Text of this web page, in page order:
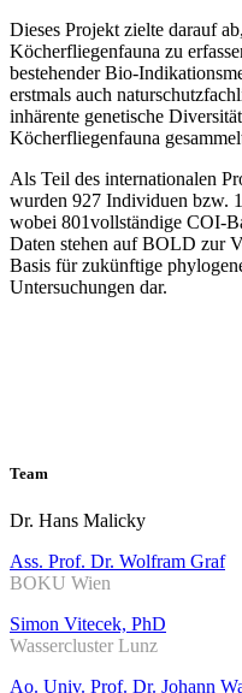
Dieses Projekt zielte darauf
Köcherfliegenfauna zu
bestehender Bio-
erstmals auch
inhärente genetische
Köcherfliegenfauna
Als Teil des internationalen
wurden 927 Individuen bzw.
wobei 801vollständige COI-
Daten stehen auf BOLD zur
Basis für zukünftige
Untersuchungen dar.
Team
Dr. Hans Malicky
Ass. Prof. Dr. Wolfram Graf
BOKU Wien
Simon Vitecek, PhD
Wassercluster Lunz
Ao. Univ. Prof. Dr. Johann